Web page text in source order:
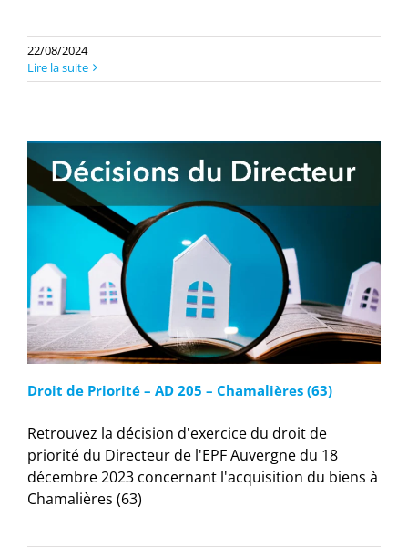
22/08/2024
Lire la suite
Droit de Priorité – AD 205 – Chamalières (63)
Retrouvez la décision d'exercice du droit de
priorité du Directeur de l'EPF Auvergne du 18
décembre 2023 concernant l'acquisition du biens à
Chamalières (63)